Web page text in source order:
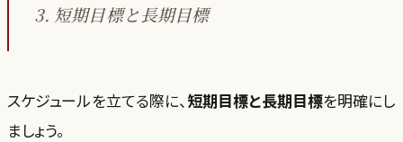
3. 短期目標と長期目標
スケジュールを立てる際に、 短期目標と長期目標を明確にし
ましょう。